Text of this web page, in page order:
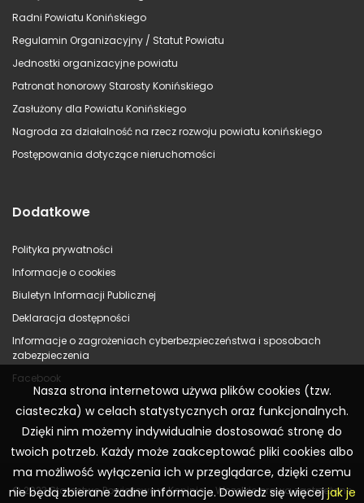
Radni Powiatu Konińskiego
Regulamin Organizacyjny / Statut Powiatu
Jednostki organizacyjne powiatu
Patronat honorowy Starosty Konińskiego
Zasłużony dla Powiatu Konińskiego
Nagroda za działalność na rzecz rozwoju powiatu konińskiego
Postępowania dotyczące nieruchomości
Dodatkowe
Polityka prywatności
Informacje o cookies
Biuletyn Informacji Publicznej
Deklaracja dostępności
Informacje o zagrożeniach cyberbezpieczeństwa i sposobach
zabezpieczenia
Facebook
© 2023 Starostwo Powiatowe w Koninie – Wszelkie prawa zastrzeżone
Nasza strona internetowa używa plików cookies (tzw.
ciasteczka) w celach statystycznych oraz funkcjonalnych.
Dzięki nim możemy indywidualnie dostosować stronę do
twoich potrzeb. Każdy może zaakceptować pliki cookies albo
ma możliwość wyłączenia ich w przeglądarce, dzięki czemu
nie będą zbierane żadne informacje. Dowiedz się więcejjak je